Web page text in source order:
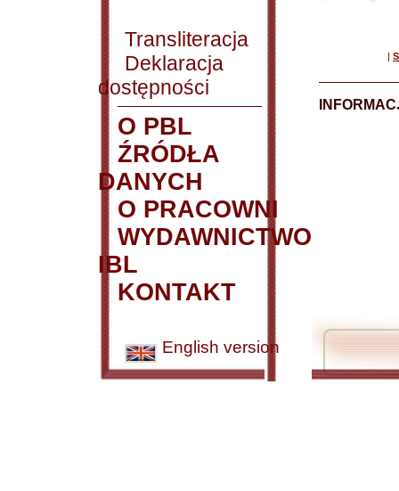
Transliteracja
Deklaracja
dostępności
O PBL
ŹRÓDŁA
DANYCH
O PRACOWNI
WYDAWNICTWO
IBL
KONTAKT
English version
|